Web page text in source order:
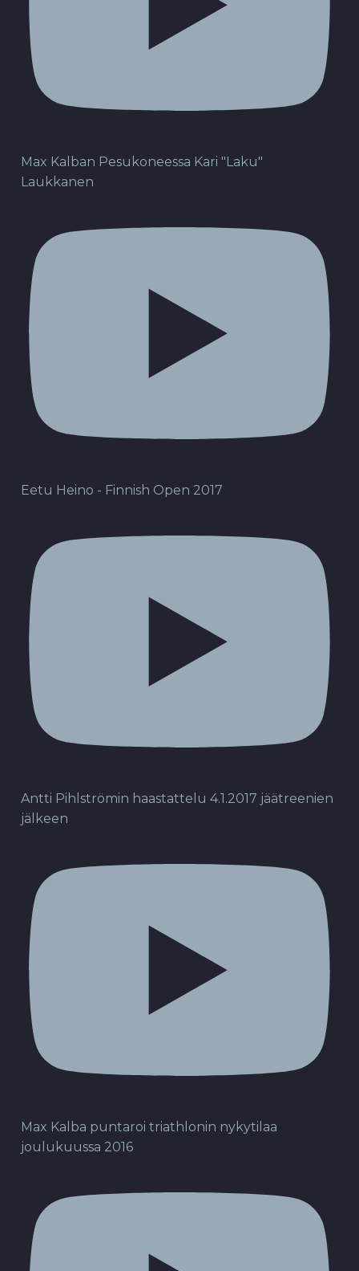
Max Kalban Pesukoneessa Kari "Laku"
Laukkanen
Eetu Heino - Finnish Open 2017
Antti Pihlströmin haastattelu 4.1.2017 jäätreenien
jälkeen
Max Kalba puntaroi triathlonin nykytilaa
joulukuussa 2016